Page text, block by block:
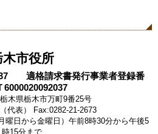
木市役所
適格請求書発行事業者登録番
木県栃木市万町9番25号
代表） Fax:0282-21-2673
曜日から金曜日）午前8時30分から午後5
時15分まで